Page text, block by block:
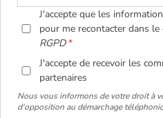
J'accepte que les
pour me recontacter dans le
RGPD
J'accepte de recevoir les
partenaires
Nous vous informons de votre droit à
d'opposition au démarchage